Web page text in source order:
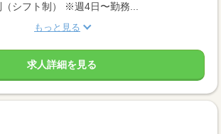
（シフト制） ※週4日〜勤務...
もっと見る
求人詳細を見る